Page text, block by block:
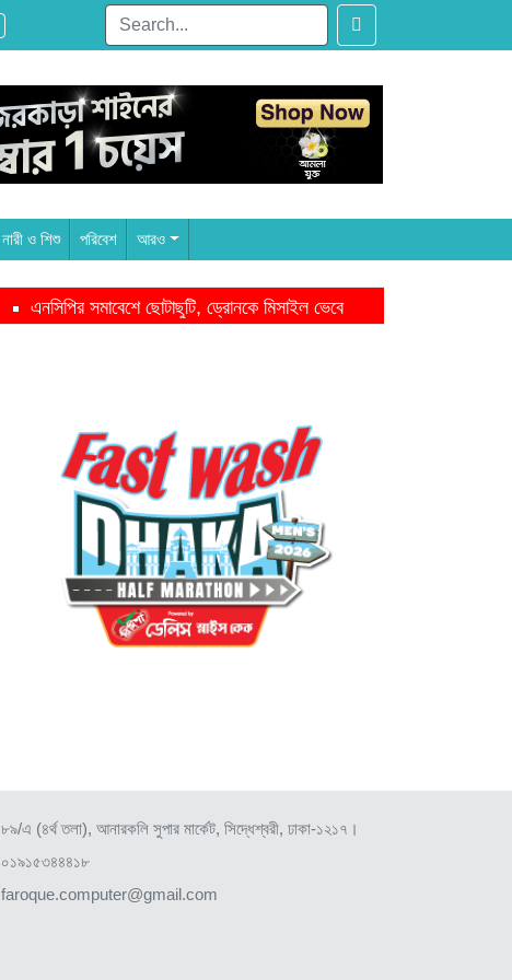
নারী ও শিশু পরিবেশ আরও
এনসিপির সমাবেশে ছোটাছুটি, ড্রোনকে মিসাইল ভেবে গুজব
৮৯/এ (৪র্থ তলা), আনারকলি সুপার মার্কেট, সিদ্ধেশ্বরী, ঢাকা-১২১৭।
০১৯১৫৩৪৪৪১৮
faroque.computer@gmail.com